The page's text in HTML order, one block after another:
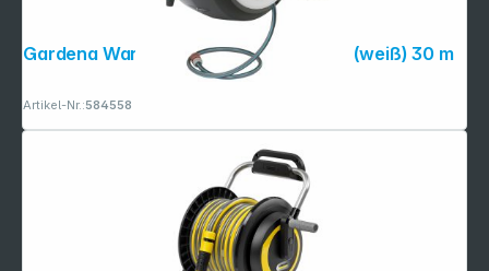
Gardena Wand-Schlauchbox RollUp L (weiß) 30 m
Artikel-Nr.:584558